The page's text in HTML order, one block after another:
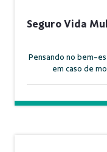
Seguro Vida
Pensando no bem-
em caso de